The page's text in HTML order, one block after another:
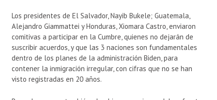
Los presidentes de El Salvador, Nayib Bukele; Guatemala,
Alejandro Giammattei y Honduras, Xiomara Castro, enviaron
comitivas a participar en la Cumbre, quienes no dejarán de
suscribir acuerdos, y que las 3 naciones son fundamentales
dentro de los planes de la administración Biden, para
contener la inmigración irregular, con cifras que no se han
visto registradas en 20 años.